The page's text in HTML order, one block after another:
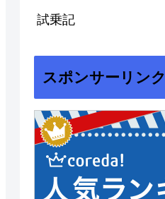
試乗記
スポンサーリンク